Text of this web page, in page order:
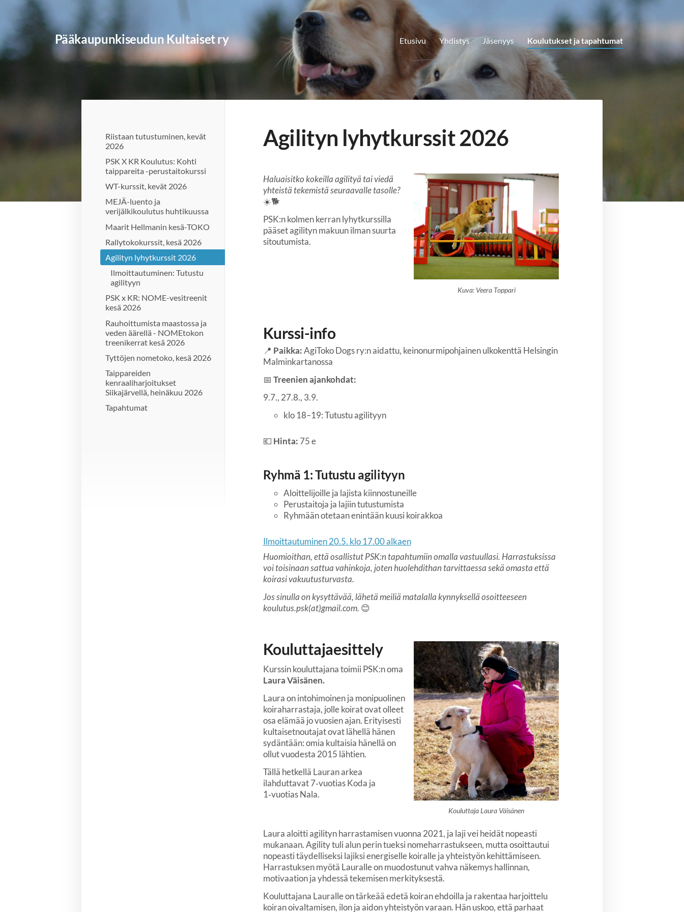
sisältöön
Pääkaupunkiseudun Kultaiset ry Etusivu Yhdistys Jäsenyys Koulutukset ja tapahtumat
Riistaan tutustuminen, kevät
2026
PSK X KR Koulutus: Kohti
taippareita -perustaitokurssi
WT-kurssit, kevät 2026
MEJÄ-luento ja
verijälkikoulutus huhtikuussa
Maarit Hellmanin kesä-TOKO
Rallytokokurssit, kesä 2026
Agilityn lyhytkurssit 2026
Ilmoittautuminen: Tutustu
agilityyn
PSK x KR: NOME-vesitreenit
kesä 2026
Rauhoittumista maastossa ja
veden äärellä - NOMEtokon
treenikerrat kesä 2026
Tyttöjen nometoko, kesä 2026
Taippareiden
kenraaliharjoitukset
Siikajärvellä, heinäkuu 2026
Tapahtumat
Agilityn lyhytkurssit 2026
Haluaisitko kokeilla agilityä tai viedä
yhteistä tekemistä seuraavalle tasolle?
☀️🐕
PSK:n kolmen kerran lyhytkurssilla
pääset agilityn makuun ilman suurta
sitoutumista.
Kuva: Veera Toppari
Kurssi-info
📍 Paikka:AgiToko Dogs ry:n aidattu, keinonurmipohjainen ulkokenttä Helsingin
Malminkartanossa
📅 Treenien ajankohdat:
9.7., 27.8., 3.9.
klo 18–19: Tutustu agilityyn
💶 Hinta: 75 e
Ryhmä 1: Tutustu agilityyn
Aloittelijoille ja lajista kiinnostuneille
Perustaitoja ja lajiin tutustumista
Ryhmään otetaan enintään kuusi koirakkoa
Ilmoittautuminen 20.5. klo 17.00 alkaen
Huomioithan, että osallistut PSK:n tapahtumiin omalla vastuullasi. Harrastuksissa
voi toisinaan sattua vahinkoja, joten huolehdithan tarvittaessa sekä omasta että
koirasi vakuutusturvasta.
Jos sinulla on kysyttävää, lähetä meiliä matalalla kynnyksellä osoitteeseen
koulutus.psk(at)gmail.com. 😊
Kouluttajaesittely
Kurssin kouluttajana toimii PSK:n oma
Laura Väisänen.
Laura on intohimoinen ja monipuolinen
koiraharrastaja, jolle koirat ovat olleet
osa elämää jo vuosien ajan. Erityisesti
kultaisetnoutajat ovat lähellä hänen
sydäntään: omia kultaisia hänellä on
ollut vuodesta 2015 lähtien.
Tällä hetkellä Lauran arkea
ilahduttavat 7‑vuotias Koda ja
1‑vuotias Nala.
Kouluttaja Laura Väisänen
Laura aloitti agilityn harrastamisen vuonna 2021, ja laji vei heidät nopeasti
mukanaan. Agility tuli alun perin tueksi nomeharrastukseen, mutta osoittautui
nopeasti täydelliseksi lajiksi energiselle koiralle ja yhteistyön kehittämiseen.
Harrastuksen myötä Lauralle on muodostunut vahva näkemys hallinnan,
motivaation ja yhdessä tekemisen merkityksestä.
Kouluttajana Lauralle on tärkeää edetä koiran ehdoilla ja rakentaa harjoittelu
koiran oivaltamisen, ilon ja aidon yhteistyön varaan. Hän uskoo, että parhaat